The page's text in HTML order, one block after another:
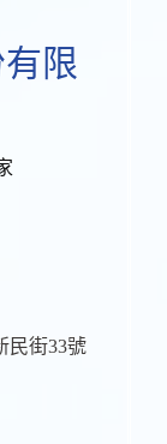
限
民街33號